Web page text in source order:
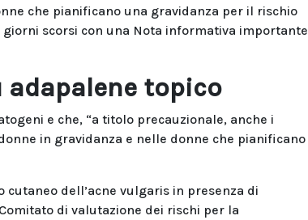
che pianificano una gravidanza per il rischio
scorsi con una Nota informativa importante
adapalene topico
e che, “a titolo precauzionale, anche i
in gravidanza e nelle donne che pianificano
dell’acne vulgaris in presenza di
di valutazione dei rischi per la